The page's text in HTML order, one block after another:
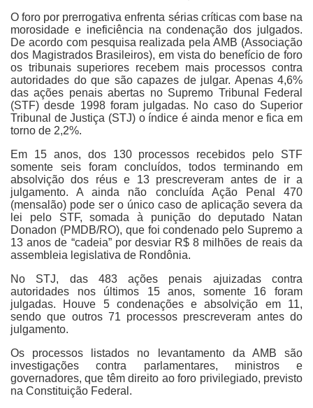
O foro por prerrogativa enfrenta sérias críticas com base na
morosidade e ineficiência na condenação dos julgados.
De acordo com pesquisa realizada pela AMB (Associação
dos Magistrados Brasileiros), em vista do benefício de foro
os tribunais superiores recebem mais processos contra
autoridades do que são capazes de julgar. Apenas 4,6%
das ações penais abertas no Supremo Tribunal Federal
(STF) desde 1998 foram julgadas. No caso do Superior
Tribunal de Justiça (STJ) o índice é ainda menor e fica em
torno de 2,2%.
Em 15 anos, dos 130 processos recebidos pelo STF
somente seis foram concluídos, todos terminando em
absolvição dos réus e 13 prescreveram antes de ir a
julgamento. A ainda não concluída Ação Penal 470
(mensalão) pode ser o único caso de aplicação severa da
lei pelo STF, somada à punição do deputado Natan
Donadon (PMDB/RO), que foi condenado pelo Supremo a
13 anos de “cadeia” por desviar R$ 8 milhões de reais da
assembleia legislativa de Rondônia.
No STJ, das 483 ações penais ajuizadas contra
autoridades nos últimos 15 anos, somente 16 foram
julgadas. Houve 5 condenações e absolvição em 11,
sendo que outros 71 processos prescreveram antes do
julgamento.
Os processos listados no levantamento da AMB são
investigações contra parlamentares, ministros e
governadores, que têm direito ao foro privilegiado, previsto
na Constituição Federal.